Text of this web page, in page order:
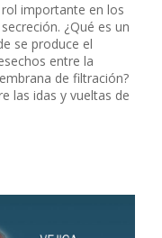
importante en los
¿Qué es un
se produce el
entre la
de filtración?
las idas y vueltas de